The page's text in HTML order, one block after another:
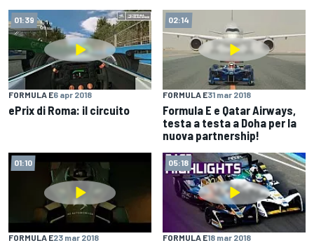
01:39
FORMULA E6 apr 2018
ePrix di Roma: il circuito
02:14
FORMULA E31 mar 2018
Formula E e Qatar Airways,
testa a testa a Doha per la
nuova partnership!
01:10
FORMULA E23 mar 2018
05:18
FORMULA E18 mar 2018